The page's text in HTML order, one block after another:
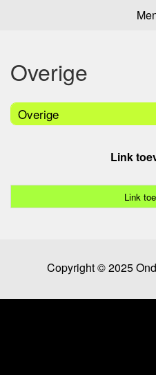
Overige
Overige
Link
Link
Copyright © 2025